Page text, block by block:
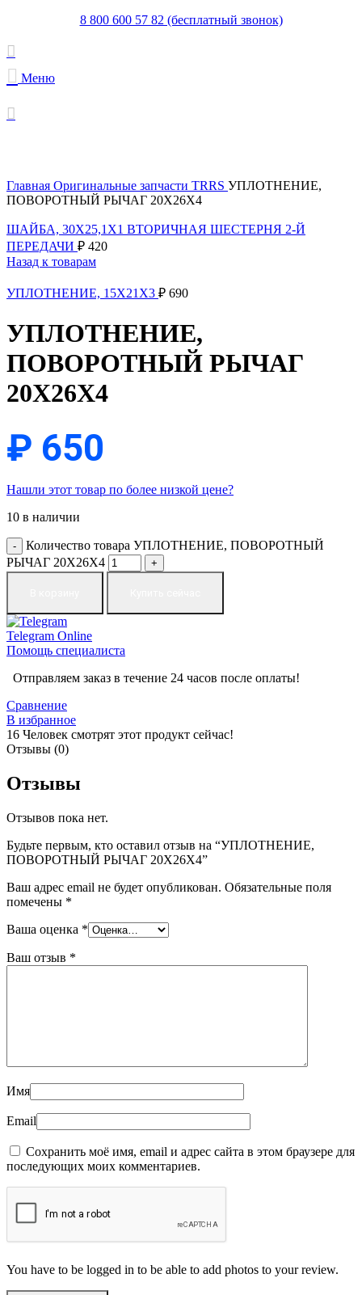
8 800 600 57 82 (бесплатный звонок)
Меню
Главная Оригинальные запчасти TRRS УПЛОТНЕНИЕ,
ПОВОРОТНЫЙ РЫЧАГ 20X26X4
ШАЙБА, 30X25,1X1 ВТОРИЧНАЯ ШЕСТЕРНЯ 2-Й
ПЕРЕДАЧИ ₽ 420
Назад к товарам
УПЛОТНЕНИЕ, 15X21X3 ₽ 690
УПЛОТНЕНИЕ,
ПОВОРОТНЫЙ РЫЧАГ
20X26X4
₽ 650
Нашли этот товар по более низкой цене?
10 в наличии
Количество товара УПЛОТНЕНИЕ, ПОВОРОТНЫЙ
РЫЧАГ 20X26X4
Telegram Online
Помощь специалиста
Отправляем заказ в течение 24 часов после оплаты!
Сравнение
В избранное
16 Человек смотрят этот продукт сейчас!
Отзывы (0)
Отзывы
Отзывов пока нет.
Будьте первым, кто оставил отзыв на “УПЛОТНЕНИЕ,
ПОВОРОТНЫЙ РЫЧАГ 20X26X4”
Ваш адрес email не будет опубликован. Обязательные поля
помечены *
Ваша оценка *
Ваш отзыв *
Имя
Email
Сохранить моё имя, email и адрес сайта в этом браузере для
последующих моих комментариев.
You have to be logged in to be able to add photos to your review.